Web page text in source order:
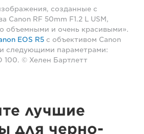
созданные с
Canon RF 50mm F1.2 L USM,
объемными и очень красивыми».
EOS R5 с объективом Canon
и следующими параметрами:
100. © Хелен Бартлетт
лучшие
для черно-